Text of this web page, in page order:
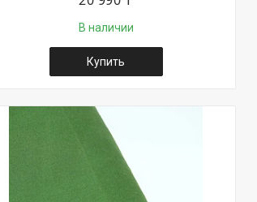
В наличии
Купить